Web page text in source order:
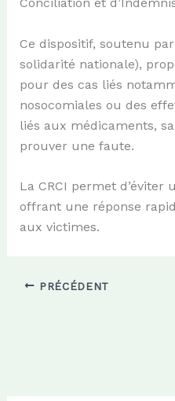
Ce dispositif, soutenu par
solidarité nationale),
pour des cas liés
nosocomiales ou des
liés aux médicaments,
prouver une faute.
La CRCI permet
offrant une réponse
aux victimes.
PRÉCÉDENT